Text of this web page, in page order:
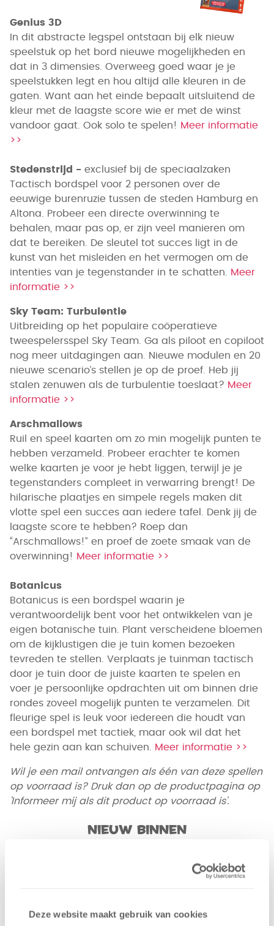
Deze website maakt gebruik van cookies
Genius 3D
In dit abstracte legspel ontstaan bij elk nieuw
speelstuk op het bord nieuwe mogelijkheden en
dat in 3 dimensies. Overweeg goed waar je je
speelstukken legt en hou altijd alle kleuren in de
gaten. Want aan het einde bepaalt uitsluitend de
kleur met de laagste score wie er met de winst
vandoor gaat. Ook solo te spelen!
Meer informatie
>>
Stedenstrijd - exclusief bij de speciaalzaken
Tactisch bordspel voor 2 personen over de
eeuwige burenruzie tussen de steden Hamburg en
Altona. Probeer een directe overwinning te
behalen, maar pas op, er zijn veel manieren om
dat te bereiken. De sleutel tot succes ligt in de
kunst van het misleiden en het vermogen om de
intenties van je tegenstander in te schatten.
Meer
informatie >>
Sky Team: Turbulentie
Uitbreiding op het populaire coöperatieve
tweespelersspel Sky Team. Ga als piloot en copiloot
nog meer uitdagingen aan. Nieuwe modulen en 20
nieuwe scenario’s stellen je op de proef. Heb jij
stalen zenuwen als de turbulentie toeslaat? Meer
informatie >>
Arschmallows
Ruil en speel kaarten om zo min mogelijk punten te
hebben verzameld. Probeer erachter te komen
welke kaarten je voor je hebt liggen, terwijl je je
tegenstanders compleet in verwarring brengt! De
hilarische plaatjes en simpele regels maken dit
vlotte spel een succes aan iedere tafel. Denk jij de
laagste score te hebben? Roep dan
“Arschmallows!” en proef de zoete smaak van de
overwinning!
Meer informatie >>
Botanicus
Botanicus is een bordspel waarin je
verantwoordelijk bent voor het ontwikkelen van je
eigen botanische tuin. Plant verscheidene bloemen
om de kijklustigen die je tuin komen bezoeken
tevreden te stellen. Verplaats je tuinman tactisch
door je tuin door de juiste kaarten te spelen en
voer je persoonlijke opdrachten uit om binnen drie
rondes zoveel mogelijk punten te verzamelen. Dit
fleurige spel is leuk voor iedereen die houdt van
een bordspel met tactiek, maar ook wil dat het
hele gezin aan kan schuiven.
Meer informatie >>
Wil je een mail ontvangen als één van deze spellen
op voorraad is? Druk dan op de productpagina op
'Informeer mij als dit product op voorraad is'.
Nieuw binnen